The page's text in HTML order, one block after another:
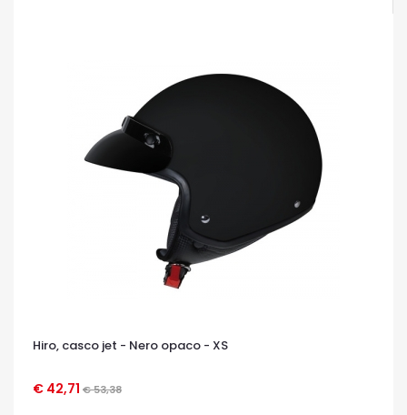
Hiro, casco jet - Nero opaco - XS
€ 42,71 € 53,38
OCCHIATA VELOCE